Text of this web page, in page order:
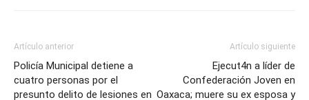
Artículo anterior
Policía Municipal detiene a
cuatro personas por el
presunto delito de lesiones en
Artículo siguiente
Ejecut4n a líder de
Confederación Joven en
Oaxaca; muere su ex esposa y